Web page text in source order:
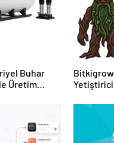
Buhar
Üretim